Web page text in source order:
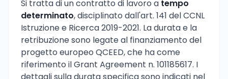
Si tratta di un contratto di lavoro a tempo
determinato, disciplinato dall'art. 141 del CCNL
Istruzione e Ricerca 2019-2021. La durata e la
retribuzione sono legate al finanziamento del
progetto europeo QCEED, che ha come
riferimento il Grant Agreement n. 101185617. I